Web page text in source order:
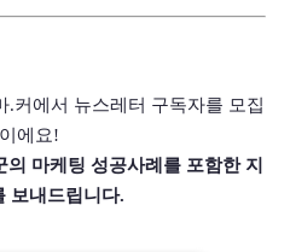
.커에서 뉴스레터 구독자를 모집
에요!
마케팅 성공사례를 포함한 지
보내드립니다.